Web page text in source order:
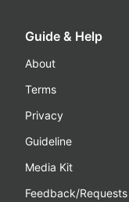
Guide & Help
About
Terms
Privacy
Guideline
Media Kit
Feedback/Requests